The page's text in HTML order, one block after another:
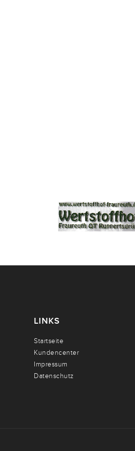
LINKS
Startseite
Kundencenter
Impressum
Datenschutz